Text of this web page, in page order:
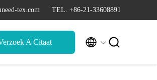
tex.com TEL. +86-21-33608891
A Citaat  